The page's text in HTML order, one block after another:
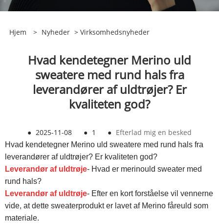
Hjem > Nyheder > Virksomhedsnyheder
Hvad kendetegner Merino uld
sweatere med rund hals fra
leverandører af uldtrøjer? Er
kvaliteten god?
● 2025-11-08 ● 1 ● Efterlad mig en besked
Hvad kendetegner Merino uld sweatere med rund hals fra
leverandører af uldtrøjer? Er kvaliteten god?
Leverandør af uldtrøje- Hvad er merinould sweater med
rund hals?
Leverandør af uldtrøje- Efter en kort forståelse vil vennerne
vide, at dette sweaterprodukt er lavet af Merino fåreuld som
materiale.